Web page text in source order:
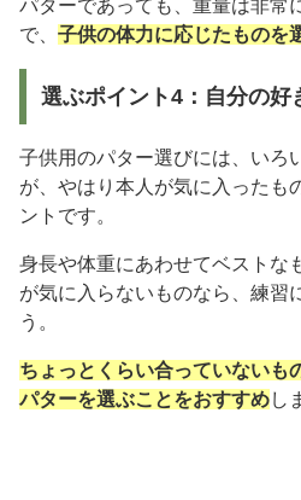
パターであっても、重量は非常
で、 子供の体力に応じたものを
選ぶポイント4：自分の好
子供用のパター選びには、いろ
が、やはり本人が気に入ったも
ントです。
身長や体重にあわせてベストな
が気に入らないものなら、練習
う。
ちょっとくらい合っていないも
パターを選ぶことをおすすめし